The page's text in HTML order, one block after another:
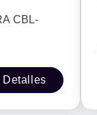
CBL-
Detalles